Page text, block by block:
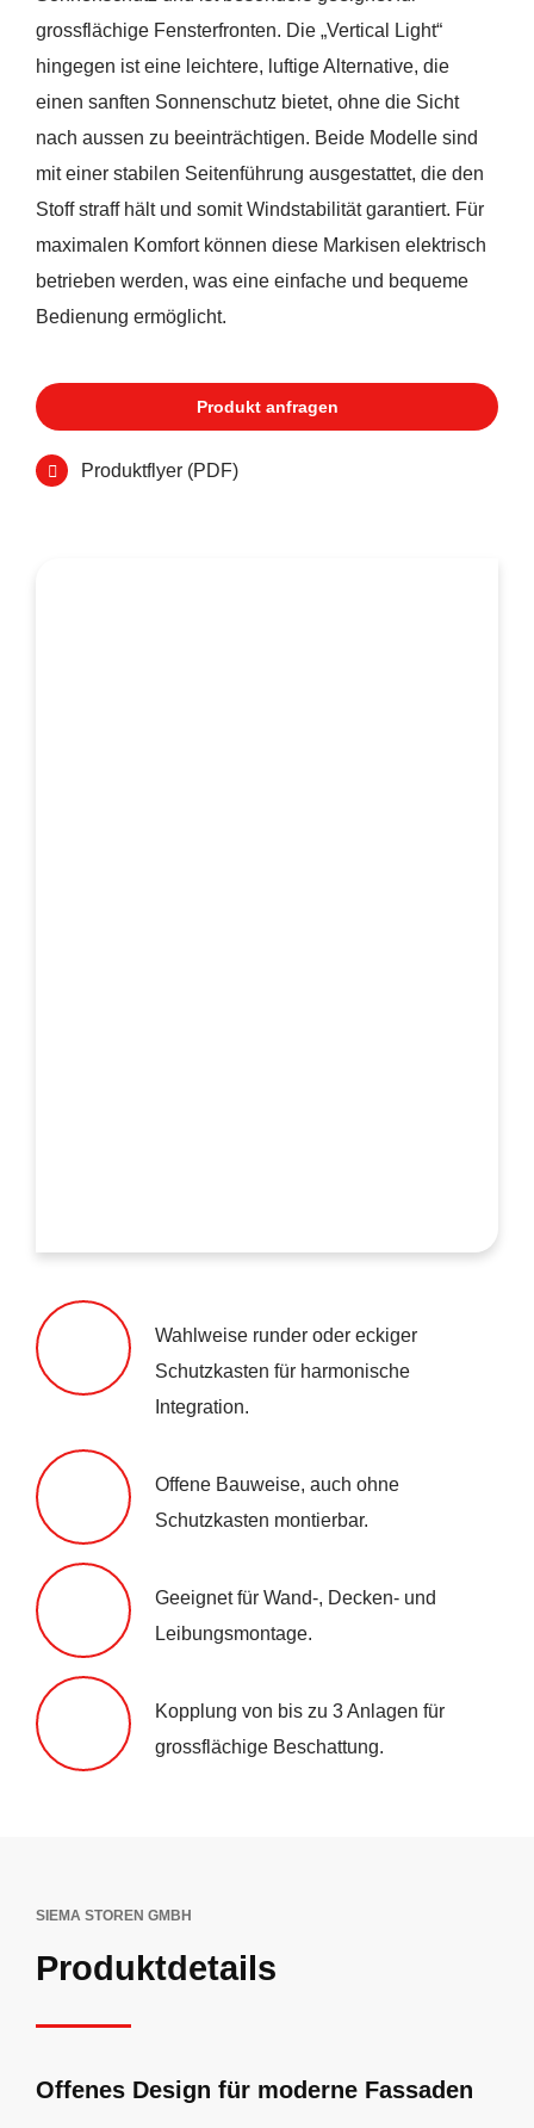
grossflächige Fensterfronten. Die „Vertical Light“
hingegen ist eine leichtere, luftige Alternative, die
einen sanften Sonnenschutz bietet, ohne die Sicht
nach aussen zu beeinträchtigen. Beide Modelle sind
mit einer stabilen Seitenführung ausgestattet, die den
Stoff straff hält und somit Windstabilität garantiert. Für
maximalen Komfort können diese Markisen elektrisch
betrieben werden, was eine einfache und bequeme
Bedienung ermöglicht.
Produkt anfragen
Produktflyer (PDF)
Wahlweise runder oder eckiger
Schutzkasten für harmonische
Integration.
Offene Bauweise, auch ohne
Schutzkasten montierbar.
Geeignet für Wand-, Decken- und
Leibungsmontage.
Kopplung von bis zu 3 Anlagen für
grossflächige Beschattung.
SIEMA STOREN GMBH
Produktdetails
Offenes Design für moderne Fassaden